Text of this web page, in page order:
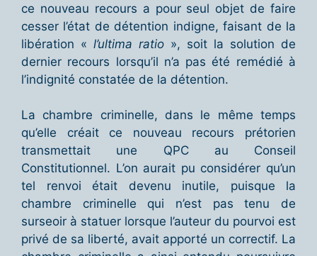
ce nouveau recours a pour seul objet de faire
cesser l’état de détention indigne, faisant de la
libération « l’ultima ratio », soit la solution de
dernier recours lorsqu’il n’a pas été remédié à
l’indignité constatée de la détention.
La chambre criminelle, dans le même temps
qu’elle créait ce nouveau recours prétorien
transmettait une QPC au Conseil
Constitutionnel. L’on aurait pu considérer qu’un
tel renvoi était devenu inutile, puisque la
chambre criminelle qui n’est pas tenu de
surseoir à statuer lorsque l’auteur du pourvoi est
privé de sa liberté, avait apporté un correctif. La